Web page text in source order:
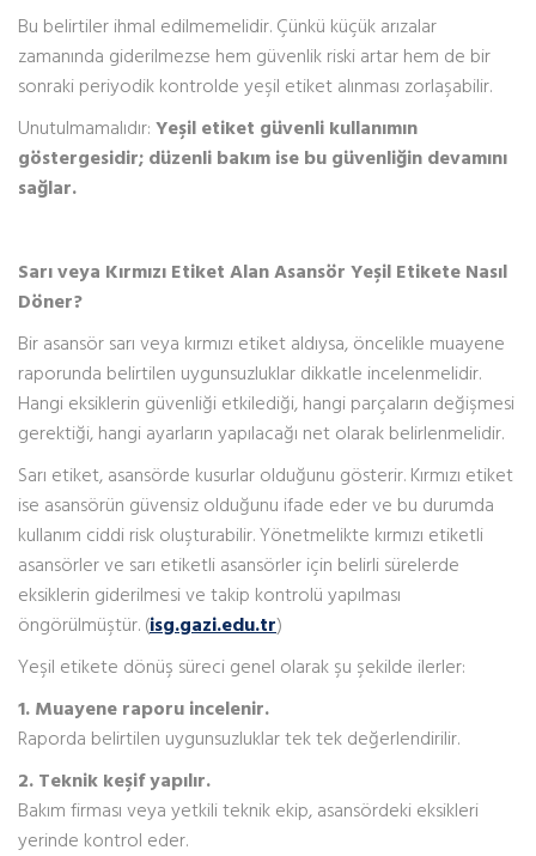
Bu belirtiler ihmal edilmemelidir. Çünkü küçük arızalar
zamanında giderilmezse hem güvenlik riski artar hem de bir
sonraki periyodik kontrolde yeşil etiket alınması zorlaşabilir.
Unutulmamalıdır: Yeşil etiket güvenli kullanımın
göstergesidir; düzenli bakım ise bu güvenliğin devamını
sağlar.
Sarı veya Kırmızı Etiket Alan Asansör Yeşil Etikete Nasıl
Döner?
Bir asansör sarı veya kırmızı etiket aldıysa, öncelikle muayene
raporunda belirtilen uygunsuzluklar dikkatle incelenmelidir.
Hangi eksiklerin güvenliği etkilediği, hangi parçaların değişmesi
gerektiği, hangi ayarların yapılacağı net olarak belirlenmelidir.
Sarı etiket, asansörde kusurlar olduğunu gösterir. Kırmızı etiket
ise asansörün güvensiz olduğunu ifade eder ve bu durumda
kullanım ciddi risk oluşturabilir. Yönetmelikte kırmızı etiketli
asansörler ve sarı etiketli asansörler için belirli sürelerde
eksiklerin giderilmesi ve takip kontrolü yapılması
öngörülmüştür. (isg.gazi.edu.tr)
Yeşil etikete dönüş süreci genel olarak şu şekilde ilerler:
1. Muayene raporu incelenir.
Raporda belirtilen uygunsuzluklar tek tek değerlendirilir.
2. Teknik keşif yapılır.
Bakım firması veya yetkili teknik ekip, asansördeki eksikleri
yerinde kontrol eder.